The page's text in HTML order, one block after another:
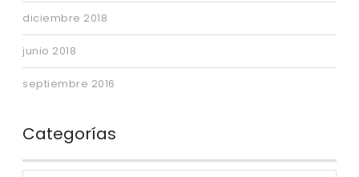
diciembre 2018
junio 2018
septiembre 2016
Categorías